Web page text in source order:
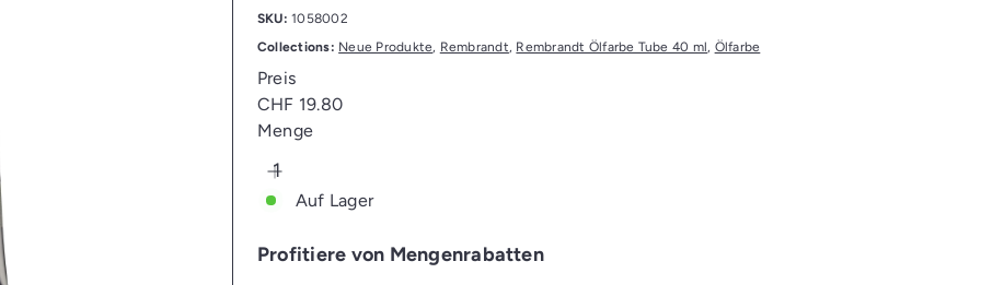
SKU: 1058002
Collections: Neue Produkte, Rembrandt, Rembrandt Ölfarbe Tube 40 ml, Ölfarbe
Preis
Normaler
Preis
CHF 19.80
Menge
Auf Lager
Profitiere von Mengenrabatten